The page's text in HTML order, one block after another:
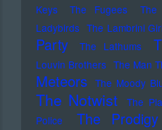
Keys
The Fugees The
Ladybirds The Lambrini
Party
The Lathums
Louvin Brothers The Man
Meteors The Moody
The Notwist The
Police
The Prodigy